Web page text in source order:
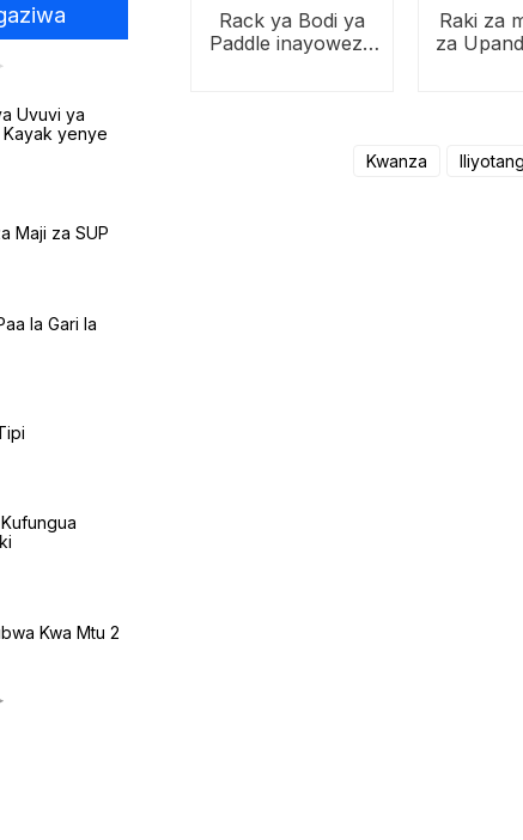
Uvuvi ya
yenye
Maji za SUP
la Gari la
Kwa Mtu 2
Rack ya Bodi ya
Paddle inayoweza
Raki za
za
Kwanza